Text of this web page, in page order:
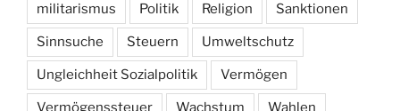
militarismus Politik Religion Sanktionen
Sinnsuche Steuern Umweltschutz
Ungleichheit Sozialpolitik Vermögen
Vermögenssteuer Wachstum Wahlen